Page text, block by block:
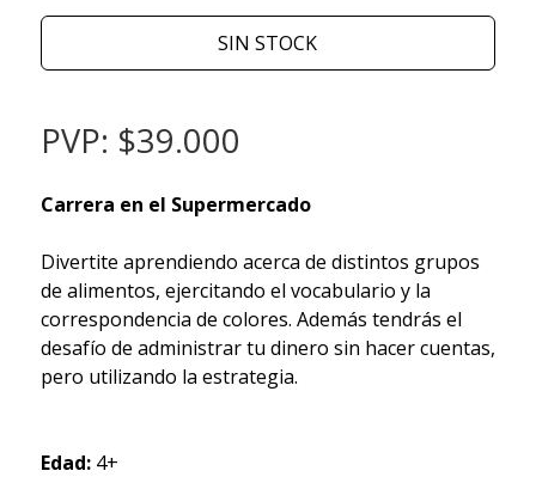
SIN STOCK
PVP: $39.000
Carrera en el Supermercado
Divertite aprendiendo acerca de distintos grupos
de alimentos, ejercitando el vocabulario y la
correspondencia de colores. Además tendrás el
desafío de administrar tu dinero sin hacer cuentas,
pero utilizando la estrategia.
Edad: 4+